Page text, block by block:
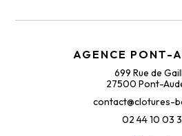
AGENCE PONT-
699 Rue de
27500 Pont-
contact@clotures-
02 44 10 03